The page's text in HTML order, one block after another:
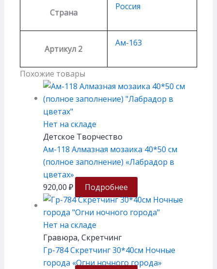
Страна
Россия
Артикул 2
Ам-163
Похожие товары
Нет на складе
Детское Творчество
Ам-118 Алмазная мозаика 40*50 см
(полное заполнение) «Лабрадор в
цветах»
920,00 ₽ Подробнее
Нет на складе
Гравюра, Скретчинг
Гр-784 Скретчинг 30*40см Ночные
города «Огни ночного города»